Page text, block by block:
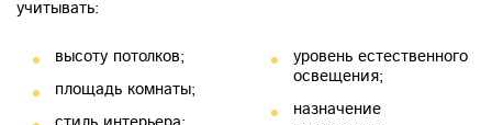
учитывать:
высоту потолков;
площадь комнаты;
уровень естественного
освещения;
назначение